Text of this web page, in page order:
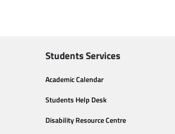
Students Services
Academic Calendar
Students Help Desk
Disability Resource Centre